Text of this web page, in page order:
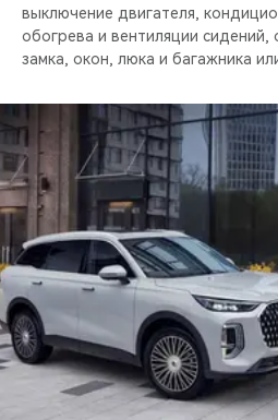
выключение двигателя,
обогрева и вентиляции сидений,
замка, окон, люка и багажника